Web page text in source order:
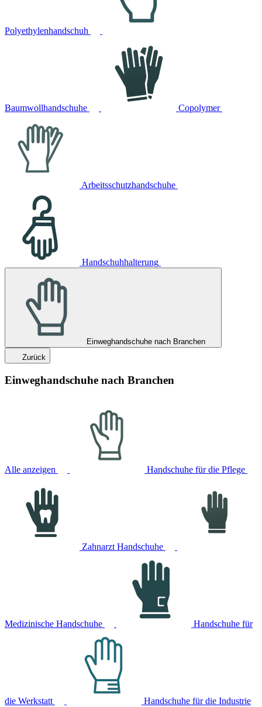
Polyethylenhandschuh
Baumwollhandschuhe Copolymer
Arbeitsschutzhandschuhe
Handschuhhalterung
Einweghandschuhe nach Branchen
Zurück
Einweghandschuhe nach Branchen
Alle anzeigen Handschuhe für die Pflege
Zahnarzt Handschuhe
Medizinische Handschuhe Handschuhe für
die Werkstatt Handschuhe für die Industrie